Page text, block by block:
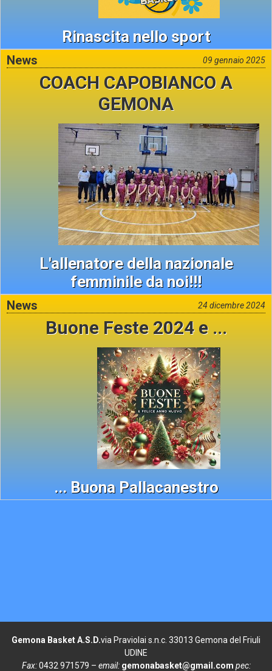
Rinascita nello sport
News 09 gennaio 2025
COACH CAPOBIANCO A
GEMONA
L'allenatore della nazionale
femminile da noi!!!
News 24 dicembre 2024
Buone Feste 2024 e ...
... Buona Pallacanestro
Gemona Basket A.S.D.via Praviolai s.n.c. 33013 Gemona del Friuli
UDINE
Fax:0432 971579 – email: gemonabasket@gmail.com pec: